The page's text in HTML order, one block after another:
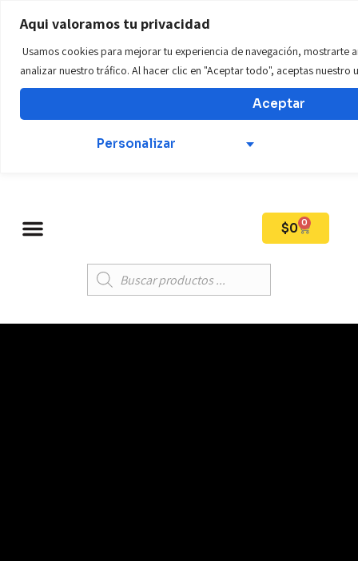
Aqui valoramos tu privacidad
Usamos cookies para mejorar tu experiencia de navegación, mostrarte
analizar nuestro tráfico. Al hacer clic en "Aceptar todo", aceptas nuestro
Personalizar
Aceptar
Teléfono: +57 312 569 6924
$0 0